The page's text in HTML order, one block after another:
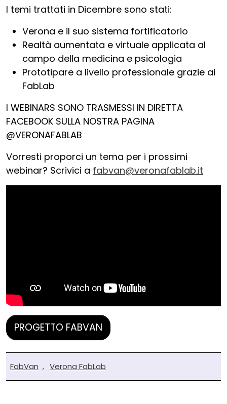
I temi trattati in Dicembre sono stati:
Verona e il suo sistema fortificatorio
Realtà aumentata e virtuale applicata al
campo della medicina e psicologia
Prototipare a livello professionale grazie ai
FabLab
I WEBINARS SONO TRASMESSI IN DIRETTA
FACEBOOK SULLA NOSTRA PAGINA
@VERONAFABLAB
Vorresti proporci un tema per i prossimi
webinar? Scrivici a fabvan@veronafablab.it
PROGETTO FABVAN
FabVan , Verona FabLab